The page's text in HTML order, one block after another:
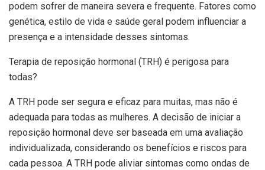
podem sofrer de maneira severa e frequente. Fatores como
genética, estilo de vida e saúde geral podem influenciar a
presença e a intensidade desses sintomas.
Terapia de reposição hormonal (TRH) é perigosa para
todas?
A TRH pode ser segura e eficaz para muitas, mas não é
adequada para todas as mulheres. A decisão de iniciar a
reposição hormonal deve ser baseada em uma avaliação
individualizada, considerando os benefícios e riscos para
cada pessoa. A TRH pode aliviar sintomas como ondas de